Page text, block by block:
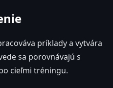
príklady a vytvára
sa porovnávajú s
cieľmi tréningu.